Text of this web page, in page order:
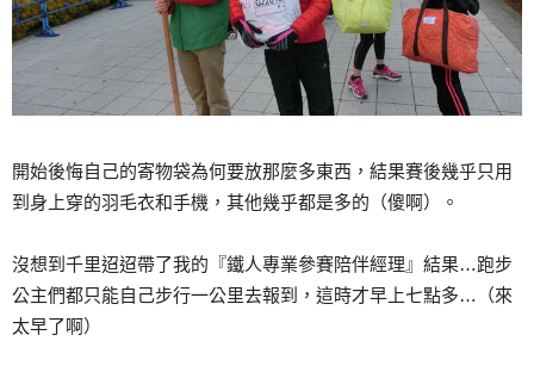
開始後悔自己的寄物袋為何要放那麼多東西，結果賽後幾乎只用
到身上穿的羽毛衣和手機，其他幾乎都是多的（傻啊）。
沒想到千里迢迢帶了我的『鐵人專業參賽陪伴經理』結果…跑步
公主們都只能自己步行一公里去報到，這時才早上七點多…（來
太早了啊）